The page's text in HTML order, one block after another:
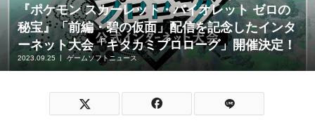
『ポケモン スカーレット・バイオレット ゼロの
秘宝』「前編・碧の仮面」配信を記念したインタ
ーネット大会「キタカミプロローグ」開催決定！
2023.09.25 ゲームソフトニュース